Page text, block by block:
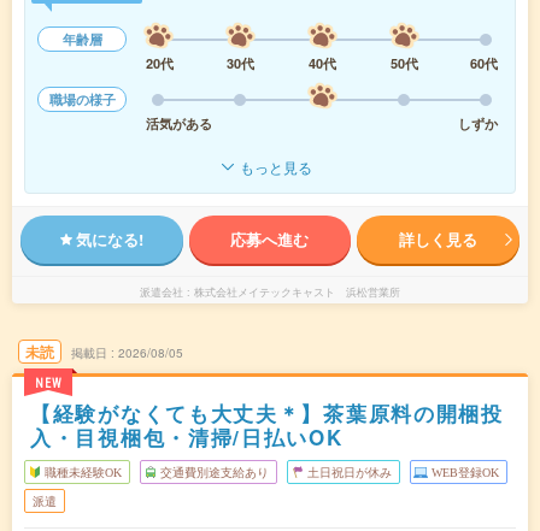
年齢層
20代
30代 40代 50代
60代
職場の様子
活気がある
しずか
もっと見る
気になる! 応募へ進む 詳しく見る
派遣会社 株式会社メイテックキャスト 浜松営業所
未読
NEW
掲載日 2026/08/05
【経験がなくても大丈夫＊】茶葉原料の開梱投
入・目視梱包・清掃/日払いOK
職種未経験OK 交通費別途支給あり 土日祝日が休み WEB登録OK
派遣